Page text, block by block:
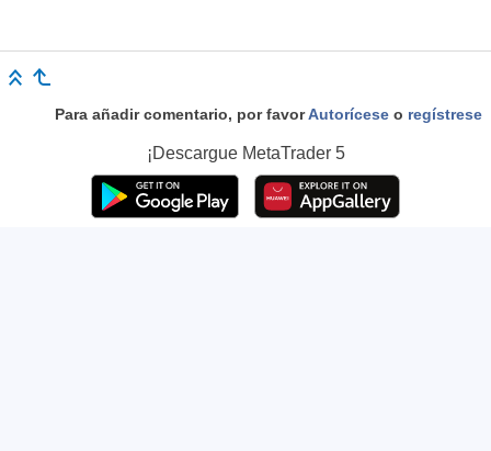
Para añadir comentario, por favorAutorícese o regístrese
¡Descargue MetaTrader 5